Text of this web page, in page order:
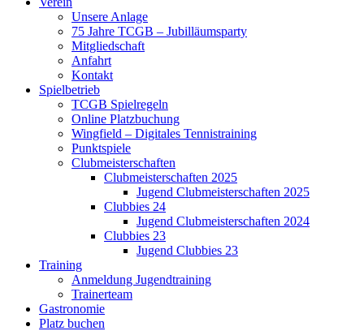
Unsere Anlage
75 Jahre TCGB – Jubilläumsparty
Mitgliedschaft
Anfahrt
Kontakt
Spielbetrieb
TCGB Spielregeln
Online Platzbuchung
Wingfield – Digitales Tennistraining
Punktspiele
Clubmeisterschaften
Clubmeisterschaften 2025
Jugend Clubmeisterschaften 2025
Clubbies 24
Jugend Clubmeisterschaften 2024
Clubbies 23
Jugend Clubbies 23
Training
Anmeldung Jugendtraining
Trainerteam
Gastronomie
Platz buchen